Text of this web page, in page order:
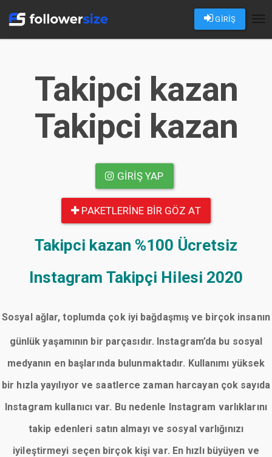
GİRİŞ
Takipci kazan
Takipci kazan
GIRIŞ YAP
PAKETLERINE BIR GÖZ AT
Takipci kazan %100 Ücretsiz
Instagram Takipçi Hilesi 2020
Sosyal ağlar, toplumda çok iyi bağdaşmış ve birçok insanın
günlük yaşamının bir parçasıdır. Instagram’da bu sosyal
medyanın en başlarında bulunmaktadır. Kullanımı yüksek
bir hızla yayılıyor ve saatlerce zaman harcayan çok sayıda
Instagram kullanıcı var. Bu nedenle Instagram varlıklarını
takip edenleri satın almayı ve sosyal varlığınızı
iyileştirmeyi seçen birçok kişi var. En hızlı büyüyen ve